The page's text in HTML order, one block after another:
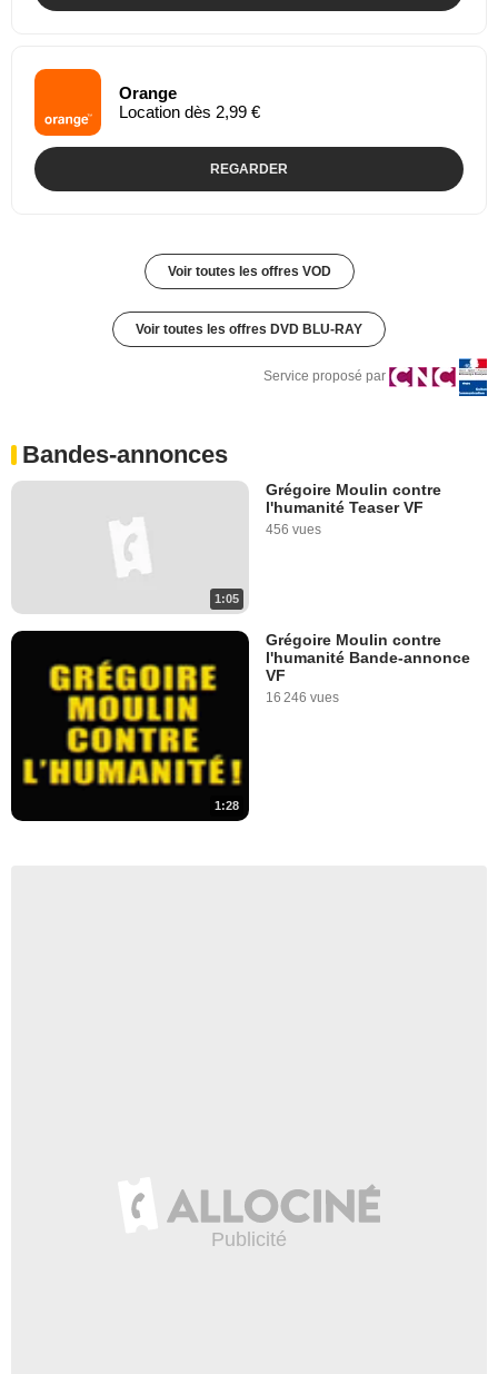
Orange
Location dès 2,99 €
REGARDER
Voir toutes les offres VOD
Voir toutes les offres DVD BLU-RAY
Service proposé par
Bandes-annonces
1:05
Grégoire Moulin contre
l'humanité Teaser VF
456 vues
1:28
Grégoire Moulin contre
l'humanité Bande-annonce
VF
16 246 vues